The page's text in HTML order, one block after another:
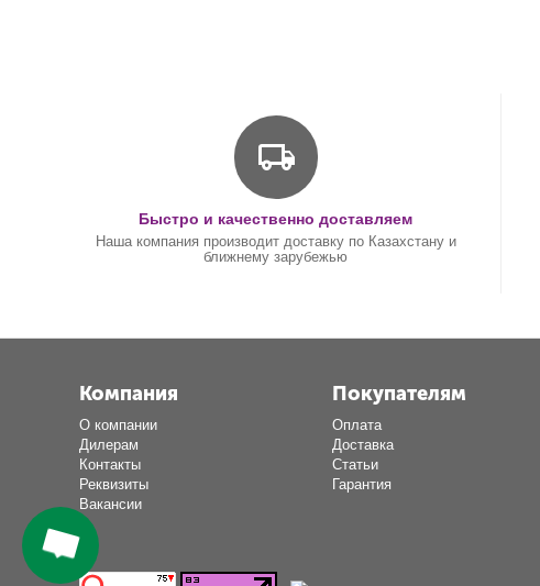
Быстро и качественно доставляем
Наша компания производит доставку по Казахстану и
ближнему зарубежью
Компания
О компании
Дилерам
Контакты
Реквизиты
Вакансии
Покупателям
Оплата
Доставка
Статьи
Гарантия